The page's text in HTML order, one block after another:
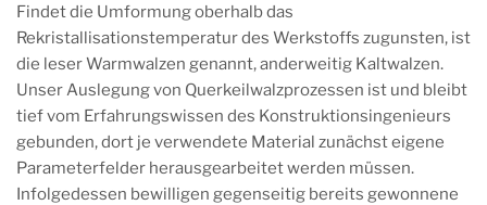
Findet die Umformung oberhalb das
Rekristallisationstemperatur des Werkstoffs zugunsten, ist
die leser Warmwalzen genannt, anderweitig Kaltwalzen.
Unser Auslegung von Querkeilwalzprozessen ist und bleibt
tief vom Erfahrungswissen des Konstruktionsingenieurs
gebunden, dort je verwendete Material zunächst eigene
Parameterfelder herausgearbeitet werden müssen.
Infolgedessen bewilligen gegenseitig bereits gewonnene